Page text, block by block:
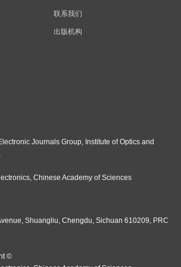
联系我们
出版机构
Journals Group, Institute of Optics and
Chinese Academy of Sciences
Shuangliu, Chengdu, Sichuan 610209, PRC
©